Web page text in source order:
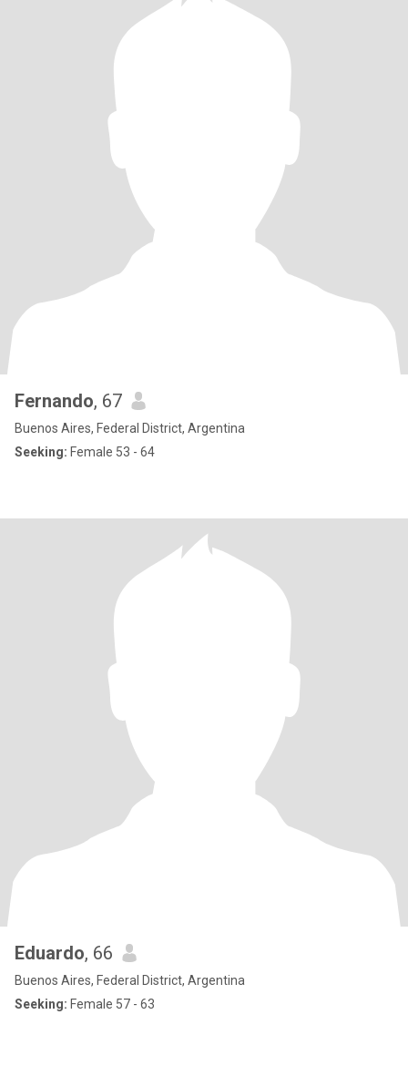
Fernando, 67
Buenos Aires, Federal District, Argentina
Seeking: Female 53 - 64
Eduardo, 66
Buenos Aires, Federal District, Argentina
Seeking: Female 57 - 63